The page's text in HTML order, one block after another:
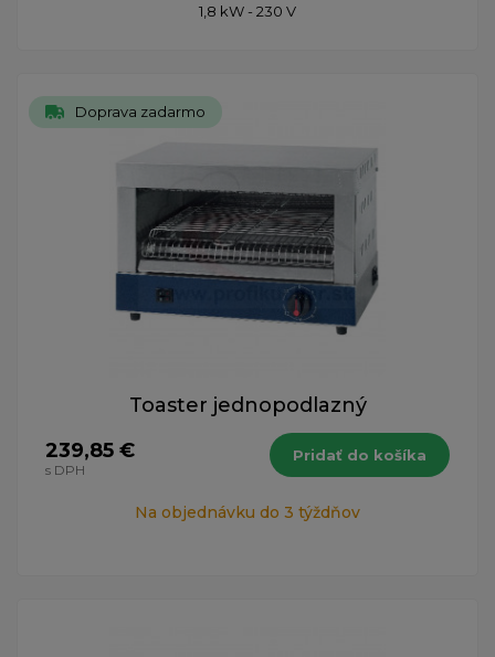
1,8 kW - 230 V
Doprava zadarmo
Toaster jednopodlazný
239,85 €
s DPH
Pridať do košíka
Na objednávku do 3 týždňov